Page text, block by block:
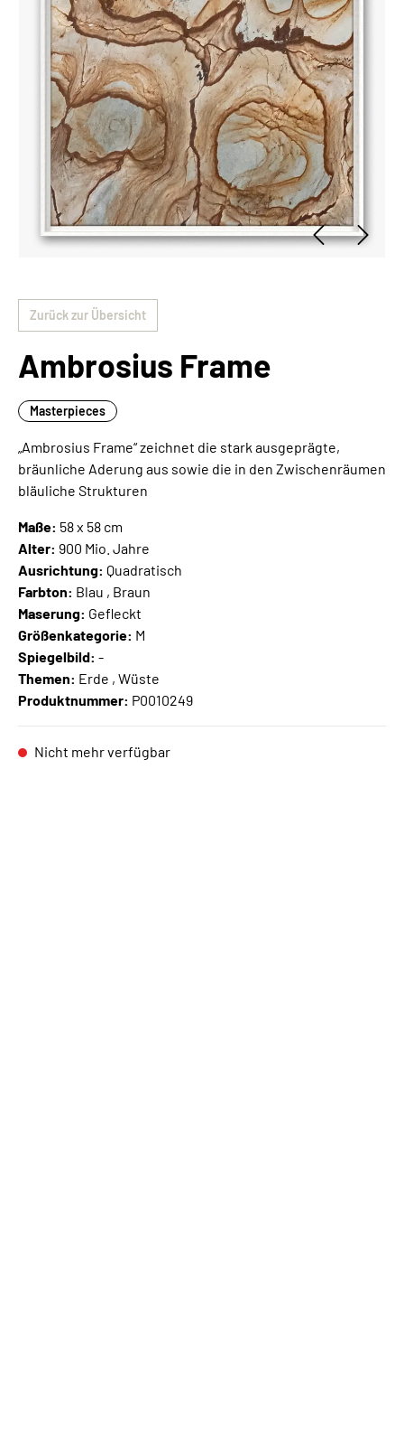
Zurück zur Übersicht
Ambrosius Frame
Masterpieces
„Ambrosius Frame“ zeichnet die stark ausgeprägte,
bräunliche Aderung aus sowie die in den Zwischenräumen
bläuliche Strukturen
Maße: 58 x 58 cm
Alter: 900 Mio. Jahre
Ausrichtung: Quadratisch
Farbton: Blau , Braun
Maserung: Gefleckt
Größenkategorie: M
Spiegelbild: -
Themen: Erde , Wüste
Produktnummer: P0010249
Nicht mehr verfügbar